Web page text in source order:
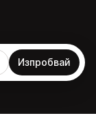
Изпробвай